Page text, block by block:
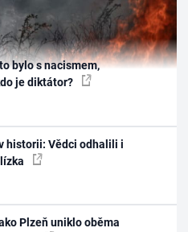
bylo s nacismem,
je diktátor?
historii: Vědci odhalili i
Plzeň uniklo oběma